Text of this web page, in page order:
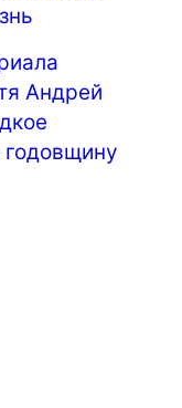
Андрей
годовщину